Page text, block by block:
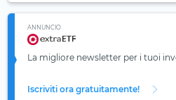
ANNUNCIO
La migliore newsletter per i tuoi
Iscriviti ora gratuitamente!